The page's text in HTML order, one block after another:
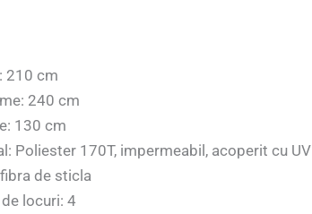
210 cm
240 cm
130 cm
Poliester 170T, impermeabil, acoperit cu UV
de sticla
locuri: 4